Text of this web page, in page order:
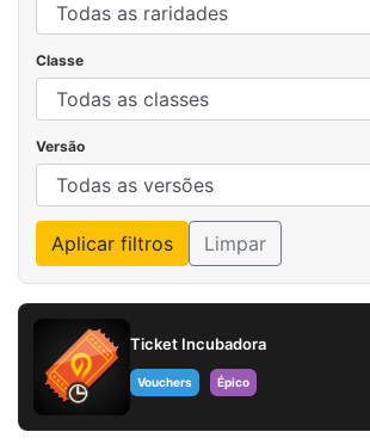
Classe
Versão
Aplicar filtros Limpar
Ticket Incubadora
Vouchers Épico